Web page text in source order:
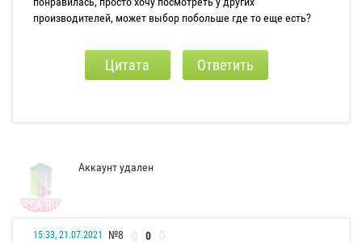
производителей, может выбор побольше где то еще есть?
Цитата Ответить
Аккаунт удален
15:33, 21.07.2021 №8 0